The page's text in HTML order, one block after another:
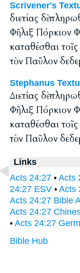
Scrivener's
διετίας δὲ
Φῆλιξ Πόρκιον
καταθέσθαι
τὸν Παῦλον
Stephanus
Διετίας δὲ
Φῆλιξ Πόρκιον
καταθέσθαι
τὸν Παῦλον
Links
Acts 24:27 • Acts
24:27 ESV • Acts
Acts 24:27 Bible
Acts 24:27
• Acts 24:27
Bible Hub